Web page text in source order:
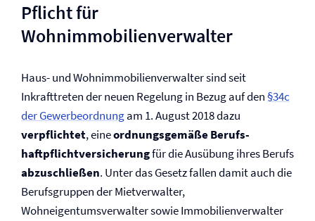
Pflicht für
Wohnimmobilienverwalter
Haus- und Wohnimmobilienverwalter sind seit
Inkrafttreten der neuen Regelung in Bezug auf den§34c
der Gewerbeordnungam 1. August 2018 dazu
verpflichtet, eineordnungsgemäße Berufs­
haftpflicht­­versicherungfür die Ausübung ihres Berufs
abzuschließen. Unter das Gesetz fallen damit auch die
Berufsgruppen der Mietverwalter,
Wohneigentumsverwalter sowie Immobilienverwalter